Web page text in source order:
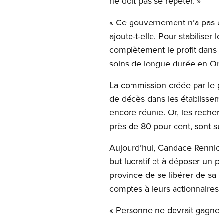
« Ce gouvernement n’a
ajoute-t-elle. Pour
complètement le profit
soins de longue durée en
La commission créée par
de décès dans les
encore réunie. Or, les
près de 80 pour cent, sont
Aujourd’hui, Candace
but lucratif et à déposer un
province de se libérer de
comptes à leurs
« Personne ne devrait